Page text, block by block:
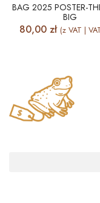
BAG 2025 POSTER-
BIG
80,00 zł (z VAT |